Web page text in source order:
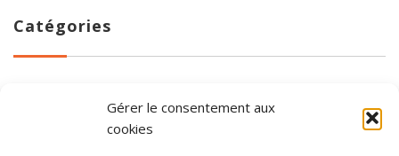
Gérer le consentement aux
cookies
Catégories